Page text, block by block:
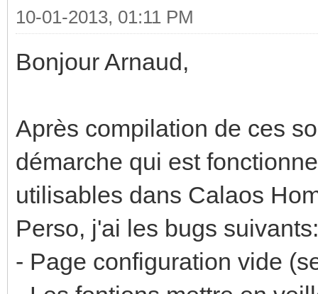
10-01-2013, 01:11 PM
Bonjour Arnaud,
Après compilation de ces
démarche qui est
utilisables dans Calaos
Perso, j'ai les bugs suivants:
- Page configuration vide